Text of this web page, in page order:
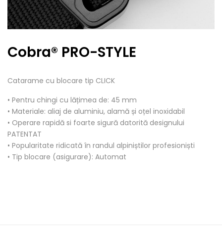
Cobra® PRO-STYLE
Catarame cu blocare tip CLICK
• Pentru chingi cu lățimea de: 45 mm
• Materiale: aliaj de aluminiu, alamă și oțel inoxidabil
• Operare rapidă si foarte sigură datorită designului
PATENTAT
• Popularitate ridicată în randul alpiniștilor profesioniști
• Tip blocare (asigurare): Automat